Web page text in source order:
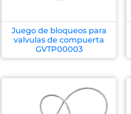
Juego de bloqueos para
valvulas de compuerta
GVTP00003